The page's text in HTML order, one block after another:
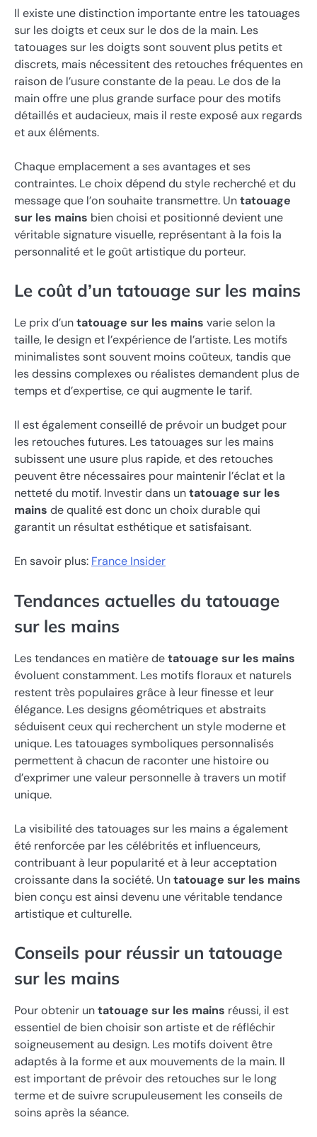
Il existe une distinction importante entre les tatouages
sur les doigts et ceux sur le dos de la main. Les
tatouages sur les doigts sont souvent plus petits et
discrets, mais nécessitent des retouches fréquentes en
raison de l’usure constante de la peau. Le dos de la
main offre une plus grande surface pour des motifs
détaillés et audacieux, mais il reste exposé aux regards
et aux éléments.
Chaque emplacement a ses avantages et ses
contraintes. Le choix dépend du style recherché et du
message que l’on souhaite transmettre. Untatouage
sur les mains bien choisi et positionné devient une
véritable signature visuelle, représentant à la fois la
personnalité et le goût artistique du porteur.
Le coût d’un tatouage sur les mains
Le prix d’untatouage sur les mains varie selon la
taille, le design et l’expérience de l’artiste. Les motifs
minimalistes sont souvent moins coûteux, tandis que
les dessins complexes ou réalistes demandent plus de
temps et d’expertise, ce qui augmente le tarif.
Il est également conseillé de prévoir un budget pour
les retouches futures. Les tatouages sur les mains
subissent une usure plus rapide, et des retouches
peuvent être nécessaires pour maintenir l’éclat et la
netteté du motif. Investir dans untatouage sur les
mains de qualité est donc un choix durable qui
garantit un résultat esthétique et satisfaisant.
En savoir plus: France Insider
Tendances actuelles du tatouage
sur les mains
Les tendances en matière detatouage sur les mains
évoluent constamment. Les motifs floraux et naturels
restent très populaires grâce à leur finesse et leur
élégance. Les designs géométriques et abstraits
séduisent ceux qui recherchent un style moderne et
unique. Les tatouages symboliques personnalisés
permettent à chacun de raconter une histoire ou
d’exprimer une valeur personnelle à travers un motif
unique.
La visibilité des tatouages sur les mains a également
été renforcée par les célébrités et influenceurs,
contribuant à leur popularité et à leur acceptation
croissante dans la société. Untatouage sur les mains
bien conçu est ainsi devenu une véritable tendance
artistique et culturelle.
Conseils pour réussir un tatouage
sur les mains
Pour obtenir untatouage sur les mains réussi, il est
essentiel de bien choisir son artiste et de réfléchir
soigneusement au design. Les motifs doivent être
adaptés à la forme et aux mouvements de la main. Il
est important de prévoir des retouches sur le long
terme et de suivre scrupuleusement les conseils de
soins après la séance.